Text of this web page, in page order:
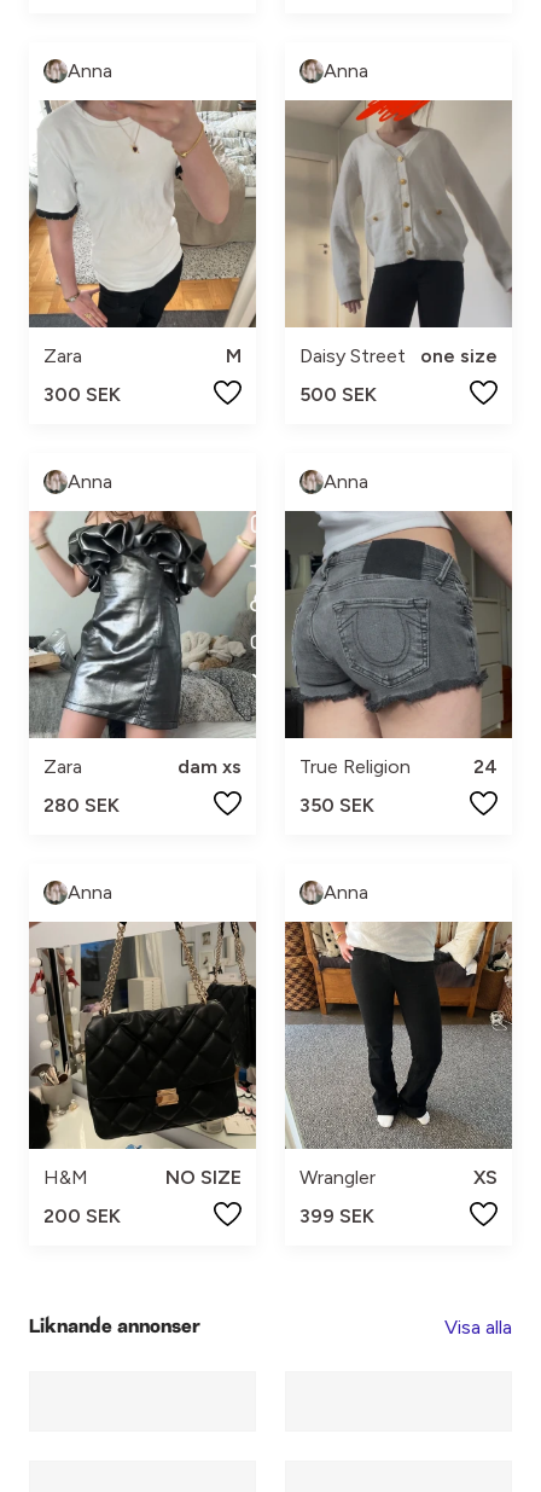
Anna
Zara
M
300 SEK
Anna
Daisy Street
one size
500 SEK
Anna
Zara
dam xs
280 SEK
Anna
True Religion
24
350 SEK
Anna
H&M
NO SIZE
200 SEK
Anna
Wrangler
XS
399 SEK
Liknande annonser Visa alla